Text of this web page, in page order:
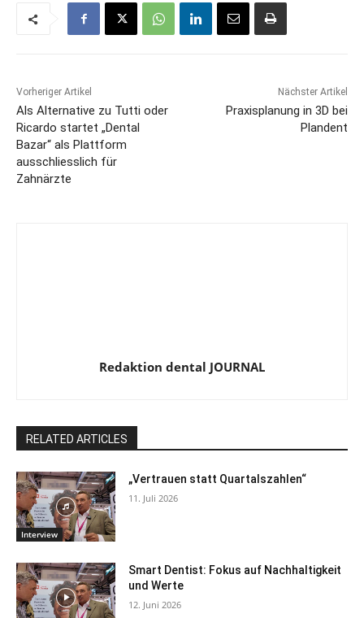
Vorheriger Artikel
Als Alternative zu Tutti oder
Ricardo startet „Dental
Bazar“ als Plattform
ausschliesslich für
Zahnärzte
Nächster Artikel
Praxisplanung in 3D bei
Plandent
Redaktion dental JOURNAL
RELATED ARTICLES
Interview
„Vertrauen statt Quartalszahlen“
11. Juli 2026
Smart Dentist: Fokus auf Nachhaltigkeit
und Werte
12. Juni 2026